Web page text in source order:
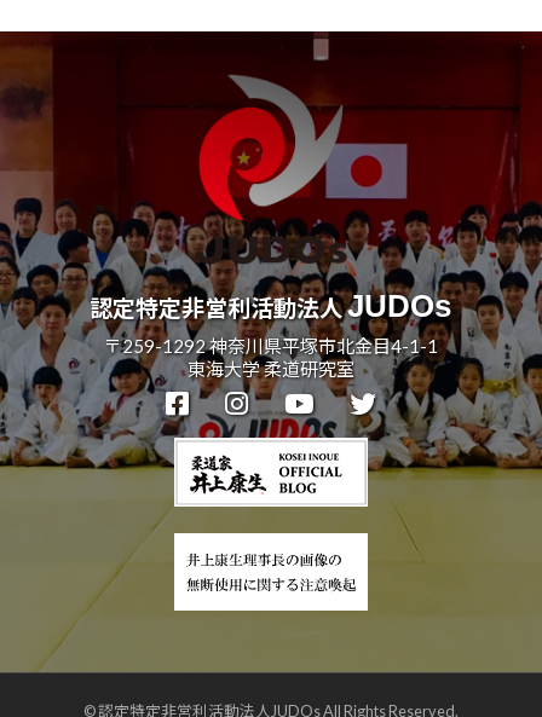
事
認定特定非営利活動法人JUDOs
〒259-1292 神奈川県平塚市北金目4-1-1
東海大学 柔道研究室
© 認定特定非営利活動法人JUDOs All Rights Reserved.